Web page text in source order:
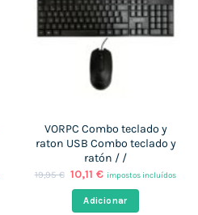
VORPC Combo teclado y
raton USB Combo teclado y
ratón / /
19,95€ O
original
era:
10,11€O
preço
atual
é:
impostos incluídos
Adicionar